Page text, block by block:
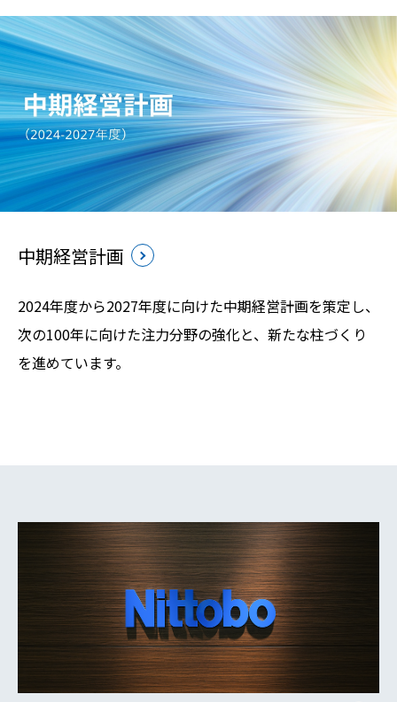
中期経営計画
2024年度から2027年度に向けた中期経営計画を策定し、
次の100年に向けた注力分野の強化と、新たな柱づくり
を進めています。